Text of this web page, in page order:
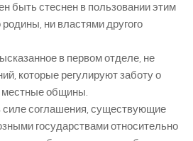
быть стеснен в пользовании этим
ни властями другого
в первом отделе, не
которые регулируют заботу о
местные общины.
силе соглашения, существующие
государствами относительно